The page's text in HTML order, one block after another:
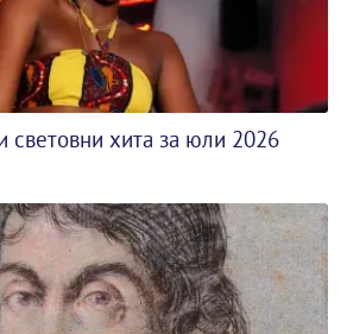
световни хита за юли 2026